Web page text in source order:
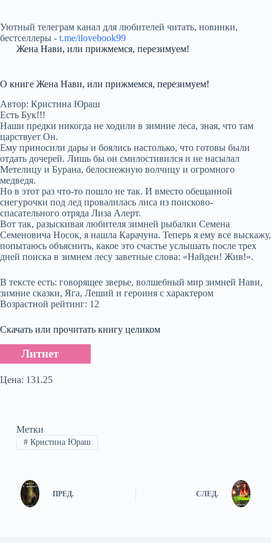
Уютный телеграм канал для любителей читать, новинки,
бестселлеры - t.me/ilovebook99
Жена Нави, или прижмемся, перезимуем!
О книге Жена Нави, или прижмемся, перезимуем!
Автор: Кристина Юраш
Есть Бук!!!
Наши предки никогда не ходили в зимние леса, зная, что там
царствует Он.
Ему приносили дары и боялись настолько, что готовы были
отдать дочерей. Лишь бы он смилостивился и не насылал
Метелицу и Бурана, белоснежную волчицу и огромного
медведя.
Но в этот раз что-то пошло не так. И вместо обещанной
снегурочки под лед провалилась лиса из поисково-
спасательного отряда Лиза Алерт.
Вот так, разыскивая любителя зимней рыбалки Семена
Семеновича Носок, я нашла Карачуна. Теперь я ему все выскажу,
попытаюсь объяснить, какое это счастье услышать после трех
дней поиска в зимнем лесу заветные слова: «Найден! Жив!».
В тексте есть: говорящее зверье, волшебный мир зимней Нави,
зимние сказки, Яга, Леший и героиня с характером
Возрастной рейтинг: 12
Скачать или прочитать книгу целиком
Литнет
Цена: 131.25
Метки
#Кристина Юраш
ПРЕД. СЛЕД.